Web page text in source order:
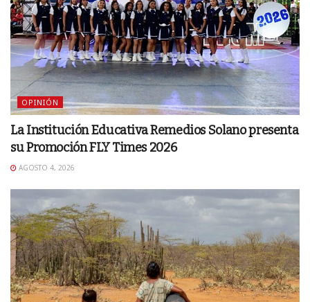
OPINIÓN
La Institución Educativa Remedios Solano presenta
su Promoción FLY Times 2026
AGOSTO 4, 2026